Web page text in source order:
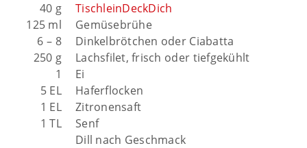
40 g
TischleinDeckDich
125 ml
Gemüsebrühe
6 – 8
Dinkelbrötchen oder Ciabatta
250 g
Lachsfilet, frisch oder tiefgekühlt
1
Ei
5 EL
Haferflocken
1 EL
Zitronensaft
1 TL
Senf
Dill nach Geschmack